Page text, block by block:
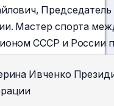
Мастер спорта
СССР и России
Ивченко